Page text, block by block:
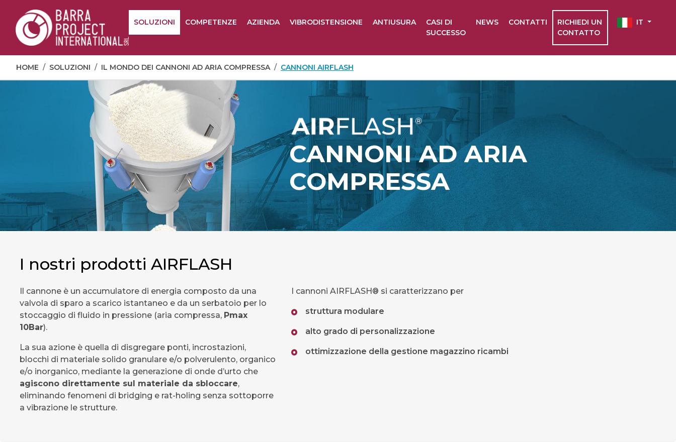
SOLUZIONI COMPETENZE AZIENDA VIBRODISTENSIONE ANTIUSURA
CASI DI
SUCCESSO
NEWS CONTATTI
RICHIEDI UN
CONTATTO
IT
HOME SOLUZIONI IL MONDO DEI CANNONI AD ARIA COMPRESSA CANNONI AIRFLASH
CANNONI AD ARIA
COMPRESSA
I nostri prodotti AIRFLASH
Il cannone è un accumulatore di energia composto da una
valvola di sparo a scarico istantaneo e da un serbatoio per lo
stoccaggio di fluido in pressione (aria compressa, Pmax
10Bar).
La sua azione è quella di disgregare ponti, incrostazioni,
blocchi di materiale solido granulare e/o polverulento, organico
e/o inorganico, mediante la generazione di onde d’urto che
agiscono direttamente sul materiale da sbloccare,
eliminando fenomeni di bridging e rat-holing senza sottoporre
a vibrazione le strutture.
I cannoni AIRFLASH® si caratterizzano per
struttura modulare
alto grado di personalizzazione
ottimizzazione della gestione magazzino ricambi